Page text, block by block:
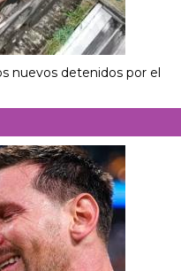
nuevos detenidos por el